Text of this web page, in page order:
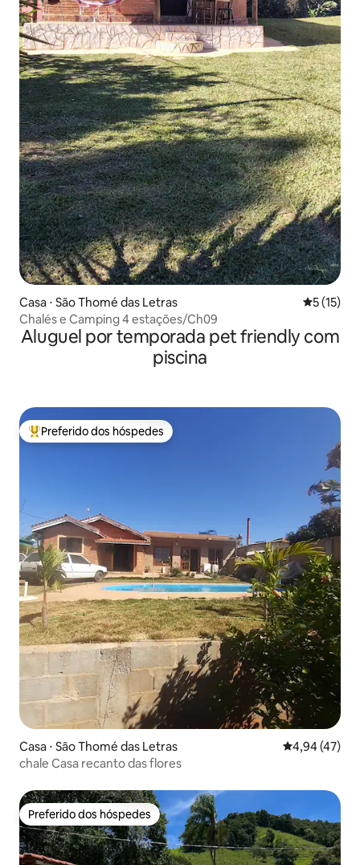
Casa ⋅ São Thomé das Letras 5 de uma
5 (15)
Chalés e Camping 4 estações/Ch09
Aluguel por temporada pet friendly com
piscina
Entre os melhores preferidos dos hóspedes
Preferido dos hóspedes
Casa ⋅ São Thomé das Letras 4,94 de uma
4,94 (47)
chale Casa recanto das flores
Preferido dos hóspedes
Preferido dos hóspedes